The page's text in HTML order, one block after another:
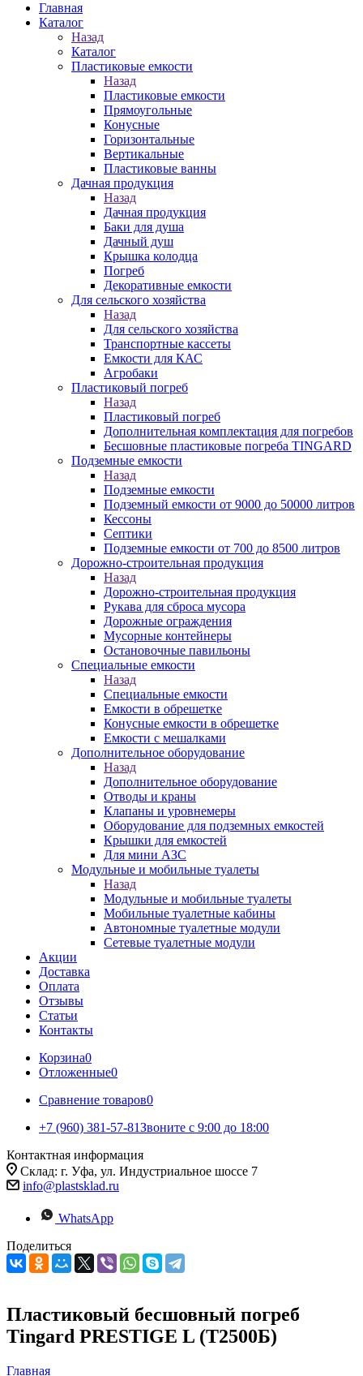
Главная
Каталог
Назад
Каталог
Пластиковые емкости
Назад
Пластиковые емкости
Прямоугольные
Конусные
Горизонтальные
Вертикальные
Пластиковые ванны
Дачная продукция
Назад
Дачная продукция
Баки для душа
Дачный душ
Крышка колодца
Погреб
Декоративные емкости
Для сельского хозяйства
Назад
Для сельского хозяйства
Транспортные кассеты
Емкости для КАС
Агробаки
Пластиковый погреб
Назад
Пластиковый погреб
Дополнительная комплектация для погребов
Бесшовные пластиковые погреба TINGARD
Подземные емкости
Назад
Подземные емкости
Подземный емкости от 9000 до 50000 литров
Кессоны
Септики
Подземные емкости от 700 до 8500 литров
Дорожно-строительная продукция
Назад
Дорожно-строительная продукция
Рукава для сброса мусора
Дорожные ограждения
Мусорные контейнеры
Остановочные павильоны
Специальные емкости
Назад
Специальные емкости
Емкости в обрешетке
Конусные емкости в обрешетке
Емкости с мешалками
Дополнительное оборудование
Назад
Дополнительное оборудование
Отводы и краны
Клапаны и уровнемеры
Оборудование для подземных емкостей
Крышки для емкостей
Для мини АЗС
Модульные и мобильные туалеты
Назад
Модульные и мобильные туалеты
Мобильные туалетные кабины
Автономные туалетные модули
Сетевые туалетные модули
Акции
Доставка
Оплата
Отзывы
Статьи
Контакты
Корзина0
Отложенные0
Сравнение товаров0
+7 (960) 381-57-81Звоните с 9:00 до 18:00
Контактная информация
Склад: г. Уфа, ул. Индустриальное шоссе 7
info@plastsklad.ru
WhatsApp
Поделиться
Пластиковый бесшовный погреб
Tingard PRESTIGE L (Т2500Б)
Главная